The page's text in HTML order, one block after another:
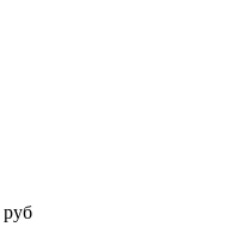
руб